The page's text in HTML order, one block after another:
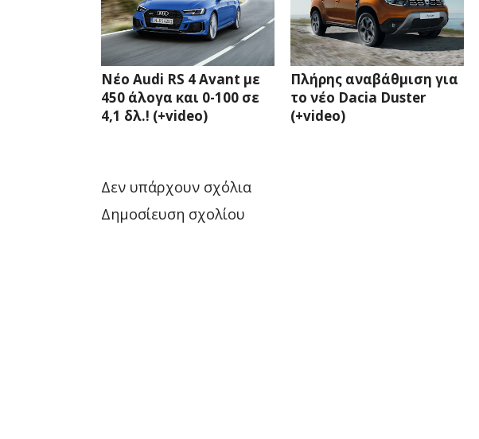
Νέο Audi RS 4 Avant με
450 άλογα και 0-100 σε
4,1 δλ.! (+video)
Πλήρης αναβάθμιση για
το νέο Dacia Duster
(+video)
Δεν υπάρχουν σχόλια
Δημοσίευση σχολίου